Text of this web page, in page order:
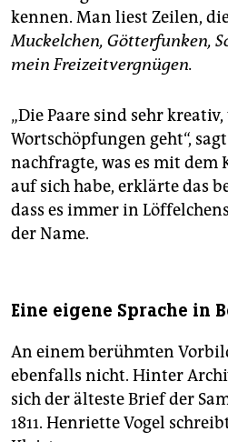
kennen. Man liest Zeilen,
Muckelchen, Götterfunken,
mein Freizeitvergnügen.
„Die Paare sind sehr
Wortschöpfungen geht“, sagt
nachfragte, was es mit dem
auf sich habe, erklärte das
dass es immer in
der Name.
Eine eigene Sprache in
An einem berühmten
ebenfalls nicht. Hinter
sich der älteste Brief der
1811. Henriette Vogel